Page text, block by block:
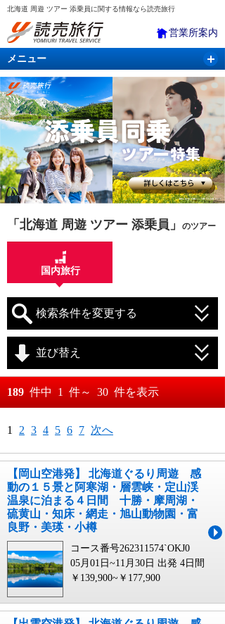
北海道 周遊 ツアー 添乗員に関する情報なら読売旅行
営業所案内
メニュー
国内旅行 バスツアー 海外旅行 クルーズ
航空・ＪＲ＋宿泊 航空券＆ホテル
「北海道 周遊 ツアー 添乗員」 のツアー
国内旅行
検索条件を変更する
月
月 日
並び替え
おすすめ順
料金が高い順
189 件中 1 件～ 30 件を表示
1 2 3 4 5 6 7 次へ
【岡山空港発】 北海道ぐるり周遊 感
動の１５景と阿寒湖・層雲峡・定山渓
温泉に泊まる４日間 十勝・摩周湖・
硫黄山・知床・網走・旭山動物園・富
良野・美瑛・小樽
コース番号262311574`OKJ0
05月01日~11月30日 出発 4日間
￥139,900~￥177,900